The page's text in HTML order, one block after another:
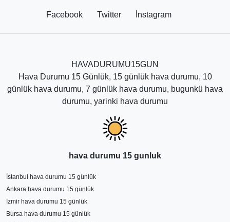
daha doğru olur. Diğer uzun süreli hava tahminleri sık
Facebook Twitter İnstagram
HAVADURUMU15GUN
Hava Durumu 15 Günlük, 15 günlük hava durumu, 10
günlük hava durumu, 7 günlük hava durumu, bugunkü hava
durumu, yarinki hava durumu
hava durumu 15 gunluk
İstanbul hava durumu 15 günlük
Ankara hava durumu 15 günlük
İzmir hava durumu 15 günlük
Bursa hava durumu 15 günlük